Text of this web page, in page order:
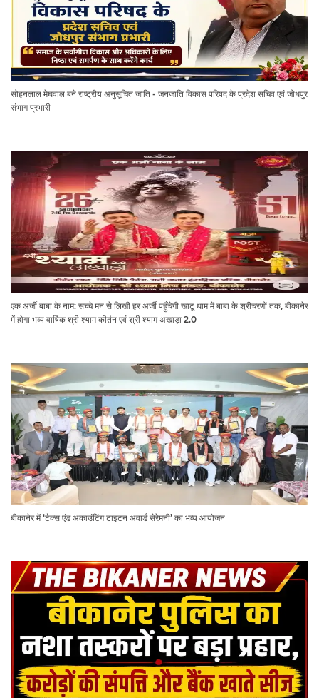
सोहनलाल मेघवाल बने राष्ट्रीय अनुसूचित जाति - जनजाति विकास परिषद के प्रदेश सचिव एवं जोधपुर
संभाग प्रभारी
एक अर्जी बाबा के नाम: सच्चे मन से लिखी हर अर्जी पहुँचेगी खाटू धाम में बाबा के श्रीचरणों तक, बीकानेर
में होगा भव्य वार्षिक श्री श्याम कीर्तन एवं श्री श्याम अखाड़ा 2.0
बीकानेर में ‘टैक्स एंड अकाउंटिंग टाइटन अवार्ड सेरेमनी’ का भव्य आयोजन